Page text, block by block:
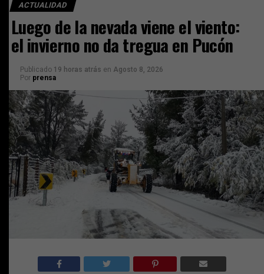
ACTUALIDAD
Luego de la nevada viene el viento:
el invierno no da tregua en Pucón
Publicado 19 horas atrás en Agosto 8, 2026
Por prensa